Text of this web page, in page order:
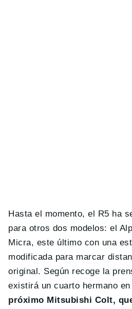
Hasta el momento, e l R5 ha
para otros dos modelos: el
Micra, este último con una
modificada para marcar
original. Según recoge la
existirá un cuarto hermano
próximo Mitsubishi Colt,